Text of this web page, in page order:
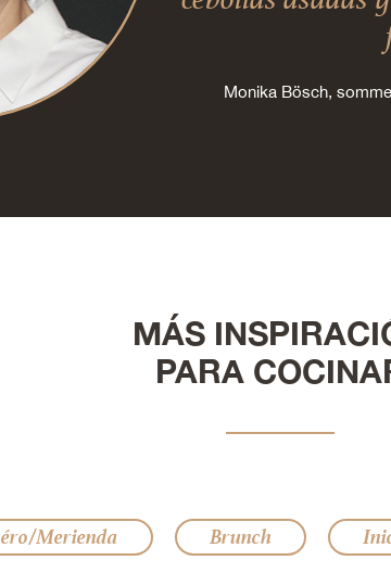
Monika Bösch,
MÁS
PARA
Merienda Brunch